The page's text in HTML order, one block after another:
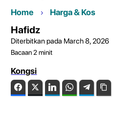
Home Harga & Kos
Hafidz
Diterbitkan pada March 8, 2026
Bacaan 2 minit
Kongsi
FacebookTwitter LinkedIn WhatsAppTelegram